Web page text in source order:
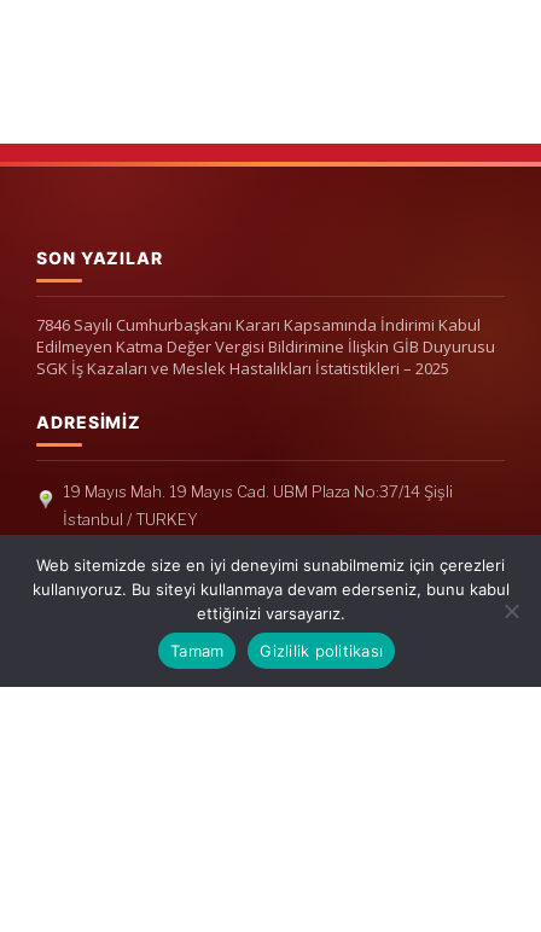
SON YAZILAR
7846 Sayılı Cumhurbaşkanı Kararı Kapsamında İndirimi Kabul
Edilmeyen Katma Değer Vergisi Bildirimine İlişkin GİB Duyurusu
SGK İş Kazaları ve Meslek Hastalıkları İstatistikleri – 2025
ADRESIMIZ
19 Mayıs Mah. 19 Mayıs Cad. UBM Plaza No:37/14 Şişli
İstanbul / TURKEY
Telefon: +90(212) 240 33 39
Telefon: +90(212) 248 19 36
info@erisymm.com
Web sitemizde size en iyi deneyimi sunabilmemiz için çerezleri
kullanıyoruz. Bu siteyi kullanmaya devam ederseniz, bunu kabul
ettiğinizi varsayarız.
Tamam
Gizlilik politikası